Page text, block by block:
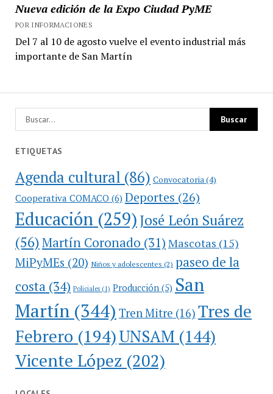
Nueva edición de la Expo Ciudad PyME
POR INFORMACIONES
Del 7 al 10 de agosto vuelve el evento industrial más
importante de San Martín
ETIQUETAS
Agenda cultural (86) Convocatoria (4)
Cooperativa COMACO(6) Deportes (26)
Educación(259)José León Suárez
(56)Martín Coronado (31) Mascotas (15)
MiPyMEs (20) Niños y adolescentes (2) paseo de la
costa(34) Policiales(1) Producción(5) San
Martín(344) Tren Mitre (16) Tres de
Febrero (194)UNSAM (144)
Vicente López (202)